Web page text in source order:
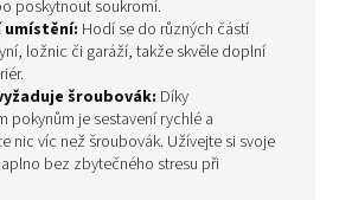
poskytnout soukromí.
umístění: Hodí se do různých částí
ložnic či garáží, takže skvěle doplní
šroubovák: Díky
pokynům je sestavení rychlé a
nic víc než šroubovák. Užívejte si svoje
bez zbytečného stresu při